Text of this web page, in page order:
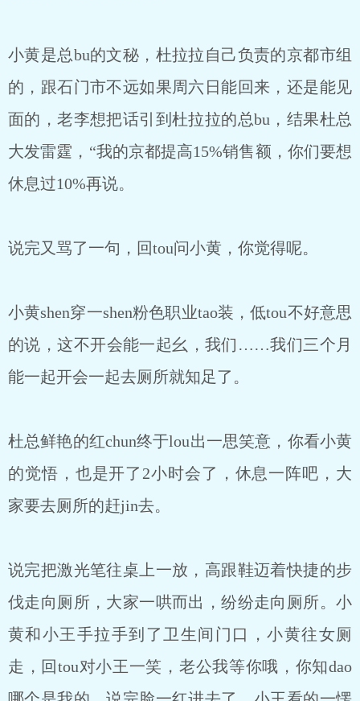
小黄是总bu的文秘，杜拉拉自己负责的京都市组
的，跟石门市不远如果周六日能回来，还是能见
面的，老李想把话引到杜拉拉的总bu，结果杜总
大发雷霆，“我的京都提高15%销售额，你们要想
休息过10%再说。
说完又骂了一句，回tou问小黄，你觉得呢。
小黄shen穿一shen粉色职业tao装，低tou不好意思
的说，这不开会能一起幺，我们……我们三个月
能一起开会一起去厕所就知足了。
杜总鲜艳的红chun终于lou出一思笑意，你看小黄
的觉悟，也是开了2小时会了，休息一阵吧，大
家要去厕所的赶jin去。
说完把激光笔往桌上一放，高跟鞋迈着快捷的步
伐走向厕所，大家一哄而出，纷纷走向厕所。小
黄和小王手拉手到了卫生间门口，小黄往女厕
走，回tou对小王一笑，老公我等你哦，你知dao